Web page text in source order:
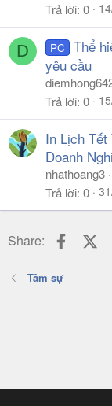
Trả lời 0
D PC Thể
yêu cầu
Trả lời 0
In Lịch Tết
Doanh
nhathoang3
Trả lời 0
Share:
Tâm sự